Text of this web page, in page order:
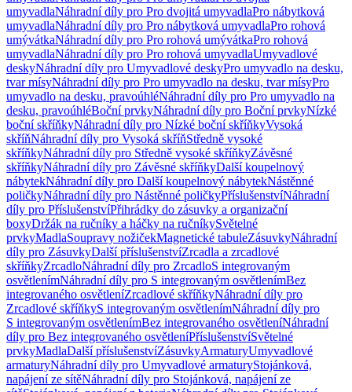
umyvadlaNáhradní díly pro Pro dvojitá umyvadlaPro nábytková
umyvadlaNáhradní díly pro Pro nábytková umyvadlaPro rohová
umývátkaNáhradní díly pro Pro rohová umývátkaPro rohová
umyvadlaNáhradní díly pro Pro rohová umyvadlaUmyvadlové
deskyNáhradní díly pro Umyvadlové deskyPro umyvadlo na desku,
tvar mísyNáhradní díly pro Pro umyvadlo na desku, tvar mísyPro
umyvadlo na desku, pravoúhléNáhradní díly pro Pro umyvadlo na
desku, pravoúhléBoční prvkyNáhradní díly pro Boční prvkyNízké
boční skříňkyNáhradní díly pro Nízké boční skříňkyVysoká
skříňNáhradní díly pro Vysoká skříňStředně vysoké
skříňkyNáhradní díly pro Středně vysoké skříňkyZávěsné
skříňkyNáhradní díly pro Závěsné skříňkyDalší koupelnový
nábytekNáhradní díly pro Další koupelnový nábytekNástěnné
poličkyNáhradní díly pro Nástěnné poličkyPříslušenstvíNáhradní
díly pro PříslušenstvíPřihrádky do zásuvky a organizační
boxyDržák na ručníky a háčky na ručníkySvětelné
prvkyMadlaSoupravy nožičekMagnetické tabuleZásuvkyNáhradní
díly pro ZásuvkyDalší příslušenstvíZrcadla a zrcadlové
skříňkyZrcadloNáhradní díly pro ZrcadloS integrovaným
osvětlenímNáhradní díly pro S integrovaným osvětlenímBez
integrovaného osvětleníZrcadlové skříňkyNáhradní díly pro
Zrcadlové skříňkyS integrovaným osvětlenímNáhradní díly pro
S integrovaným osvětlenímBez integrovaného osvětleníNáhradní
díly pro Bez integrovaného osvětleníPříslušenstvíSvětelné
prvkyMadlaDalší příslušenstvíZásuvkyArmaturyUmyvadlové
armaturyNáhradní díly pro Umyvadlové armaturyStojánková,
napájení ze sítěNáhradní díly pro Stojánková, napájení ze